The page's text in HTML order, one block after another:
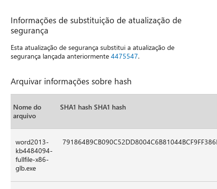
Informações de substituição de atualização de
segurança
Esta atualização de segurança substitui a atualização de
segurança lançada anteriormente4475547.
Arquivar informações sobre hash
Nome do
arquivo
SHA1 hash SHA1 hash
word2013-
kb4484094-
fullfile-x86-
glb.exe